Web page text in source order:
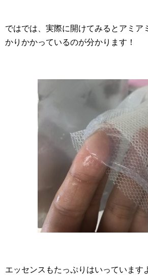
ではでは、実際に開けてみるとアミア
かりかかっているのが分かります！
エッセンスもたっぷりはいっています